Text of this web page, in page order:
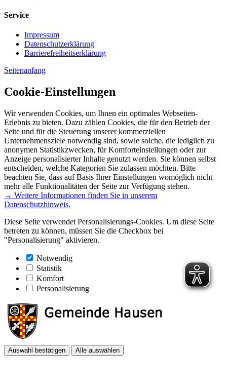
Service
Impressum
Datenschutzerklärung
Barrierefreiheitserklärung
Seitenanfang
Cookie-Einstellungen
Wir verwenden Cookies, um Ihnen ein optimales Webseiten-
Erlebnis zu bieten. Dazu zählen Cookies, die für den Betrieb der
Seite und für die Steuerung unserer kommerziellen
Unternehmensziele notwendig sind, sowie solche, die lediglich zu
anonymen Statistikzwecken, für Komforteinstellungen oder zur
Anzeige personalisierter Inhalte genutzt werden. Sie können selbst
entscheiden, welche Kategorien Sie zulassen möchten. Bitte
beachten Sie, dass auf Basis Ihrer Einstellungen womöglich nicht
mehr alle Funktionalitäten der Seite zur Verfügung stehen.
→ Weitere Informationen finden Sie in unserem
Datenschutzhinweis.
Diese Seite verwendet Personalisierungs-Cookies. Um diese Seite
betreten zu können, müssen Sie die Checkbox bei
"Personalisierung" aktivieren.
Notwendig
Statistik
Komfort
Personalisierung
Auswahl bestätigen Alle auswählen